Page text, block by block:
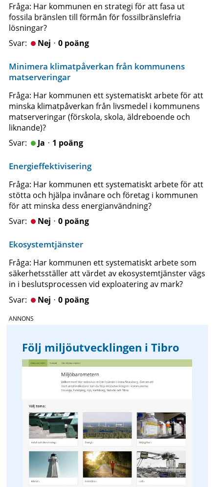
Fråga: Har kommunen en strategi för att fasa ut
fossila bränslen till förmån för fossilbränslefria
lösningar?
Nejᆞ0 poäng
Minimera klimatpåverkan från kommunens
matserveringar
Fråga: Har kommunen ett systematiskt arbete för att
minska klimatpåverkan från livsmedel i kommunens
matserveringar (förskola, skola, äldreboende och
liknande)?
Jaᆞ1 poäng
Energieffektivisering
Fråga: Har kommunen ett systematiskt arbete för att
stötta och hjälpa invånare och företag i kommunen
för att minska dess energianvändning?
Nejᆞ0 poäng
Ekosystemtjänster
Fråga: Har kommunen ett systematiskt arbete som
säkerhetsställer att värdet av ekosystemtjänster vägs
in i beslutsprocessen vid exploatering av mark?
Nejᆞ0 poäng
Följ miljöutvecklingen i Tibro